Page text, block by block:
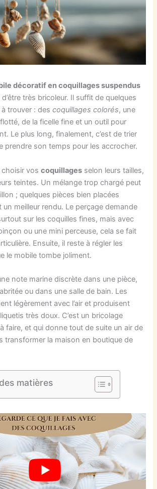
décoratif en coquillages suspendus
très bricoleur. Il suffit de quelques
à trouver : descoquillages colorés, une
de la ficelle fine et un outil pour
Le plus long, finalement, c’est de trier
prendre son temps pour les accrocher.
choisir voscoquillages selon leurs tailles,
teintes. Un mélange trop chargé peut
; quelques pièces bien placées
meilleur rendu. Le perçage demande
sur les coquilles fines, mais avec
ou une mini perceuse, cela se fait
Ensuite, il reste à régler les
le mobile tombe joliment.
note marine discrète dans une pièce,
ou dans une salle de bain. Les
légèrement avec l’air et produisent
très doux. C’est un bricolage
faire, et qui donne tout de suite un air de
transformer la maison en boutique de
matières